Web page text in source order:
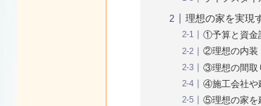
理想の家を実現
①予算と資金
②理想の内装
③理想の間取
④施工会社や
⑤理想の家を